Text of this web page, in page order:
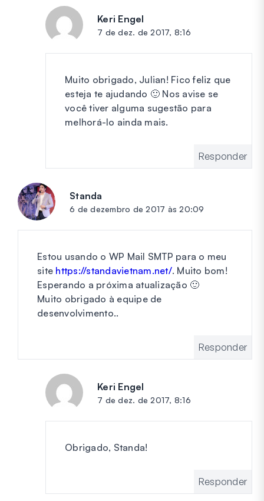
Keri Engel
7 de dez. de 2017, 8:16
Muito obrigado, Julian! Fico feliz que
esteja te ajudando 🙂 Nos avise se
você tiver alguma sugestão para
melhorá-lo ainda mais.
Responder
Standa
6 de dezembro de 2017 às 20:09
Estou usando o WP Mail SMTP para o meu
site https://standavietnam.net/. Muito bom!
Esperando a próxima atualização 🙂
Muito obrigado à equipe de
desenvolvimento..
Responder
Keri Engel
7 de dez. de 2017, 8:16
Obrigado, Standa!
Responder